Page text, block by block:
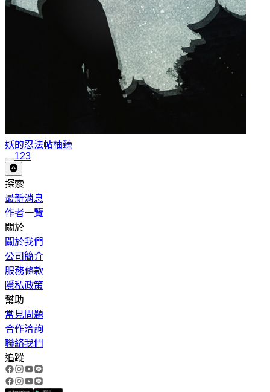
妖的忍法帖柚臻
123
探索
最新消息
作者一覽
關於
關於我們
公司簡介
服務條款
隱私政策
幫助
常見問題
合作洽詢
聯絡我們
追蹤